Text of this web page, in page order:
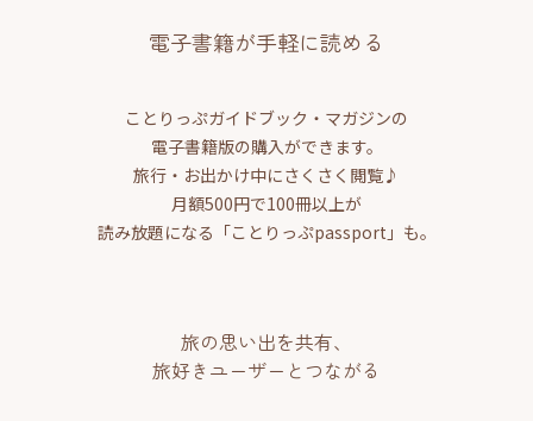
電子書籍が手軽に読める
ことりっぷガイドブック・マガジンの
電子書籍版の購入ができます。
旅行・お出かけ中にさくさく閲覧♪
月額500円で100冊以上が
読み放題になる「ことりっぷpassport」も。
旅の思い出を共有、
旅好きユーザーとつながる